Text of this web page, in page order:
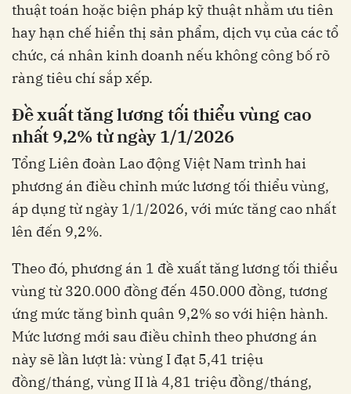
thuật toán hoặc biện pháp kỹ thuật nhằm ưu tiên
hay hạn chế hiển thị sản phẩm, dịch vụ của các tổ
chức, cá nhân kinh doanh nếu không công bố rõ
ràng tiêu chí sắp xếp.
Đề xuất tăng lương tối thiểu vùng cao
nhất 9,2% từ ngày 1/1/2026
Tổng Liên đoàn Lao động Việt Nam trình hai
phương án điều chỉnh mức lương tối thiểu vùng,
áp dụng từ ngày 1/1/2026, với mức tăng cao nhất
lên đến 9,2%.
Theo đó, phương án 1 đề xuất tăng lương tối thiểu
vùng từ 320.000 đồng đến 450.000 đồng, tương
ứng mức tăng bình quân 9,2% so với hiện hành.
Mức lương mới sau điều chỉnh theo phương án
này sẽ lần lượt là: vùng I đạt 5,41 triệu
đồng/tháng, vùng II là 4,81 triệu đồng/tháng,